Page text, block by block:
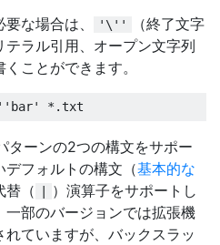
な場合は、 '\''
（終了文字
テラル引用、オープン文字列
ことができます。
'bar' *.txt
ターンの2つの構文をサポー
デフォルトの構文（基本的な
替（ |
）演算子をサポートし
一部のバージョンでは拡張機
れていますが、バックスラッ